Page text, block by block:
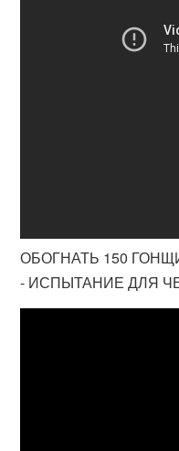
ОБОГНАТЬ 150
- ИСПЫТАНИЕ ДЛЯ